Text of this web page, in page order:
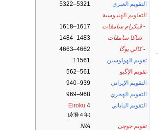
التقويم العبري
5321–5322
التقاويم الهندوسية
- ڤيكرام سامڤات
1617–1618
-شاكا سامڤات
1483–1484
-كالي يوگا
4662–4663
تقويم الهولوسين
11561
تقويم الإگبو
561–562
التقويم الإيراني
939–940
التقويم الهجري
968–969
التقويم الياباني
Eiroku 4
(永禄４年)
تقويم جوچى
N/A